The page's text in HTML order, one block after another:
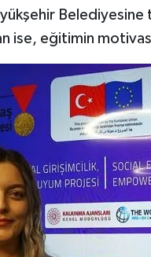
ise, eğitimin